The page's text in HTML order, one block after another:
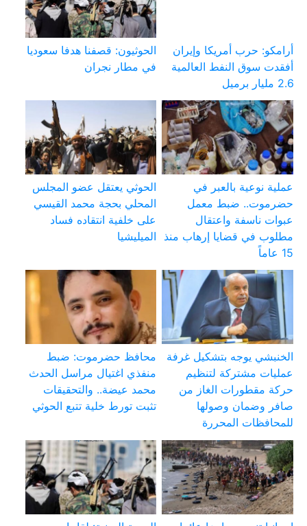
أرامكو: حرب أمريكا وإيران
أفقدت سوق النفط العالمية
2.6 مليار برميل
الحوثيون: قصفنا هدفا سعوديا
في مطار نجران
عملية نوعية بالعبر في
حضرموت.. ضبط معمل
عبوات ناسفة واعتقال
مطلوب في قضايا إرهاب منذ
15 عاماً
الحوثي يعتقل عضو المجلس
المحلي بحجة محمد القيسي
على خلفية انتقاده فساد
الميليشيا
الخنبشي يوجه بتشكيل غرفة
عمليات مشتركة لتنظيم
حركة مقطورات الغاز من
صافر وضمان وصولها
للمحافظات المحررة
محافظ حضرموت: ضبط
منفذي اغتيال مراسل الحدث
محمد عيضة.. والتحقيقات
تثبت تورط خلية تتبع الحوثي